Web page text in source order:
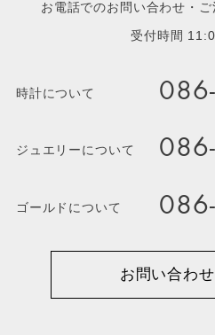
お電話でのお問い合わせ・
受付時間
時計について
ジュエリーについて
ゴールドについて
お問い合わ